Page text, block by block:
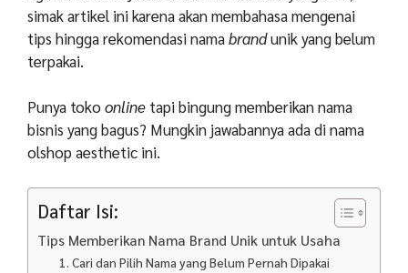
simak artikel ini karena akan membahasa mengenai
tips hingga rekomendasi namabrandunik yang belum
terpakai.
Punya tokoonline tapi bingung memberikan nama
bisnis yang bagus? Mungkin jawabannya ada di nama
olshop aesthetic ini.
Daftar Isi:
Tips Memberikan Nama Brand Unik untuk Usaha
1. Cari dan Pilih Nama yang Belum Pernah Dipakai